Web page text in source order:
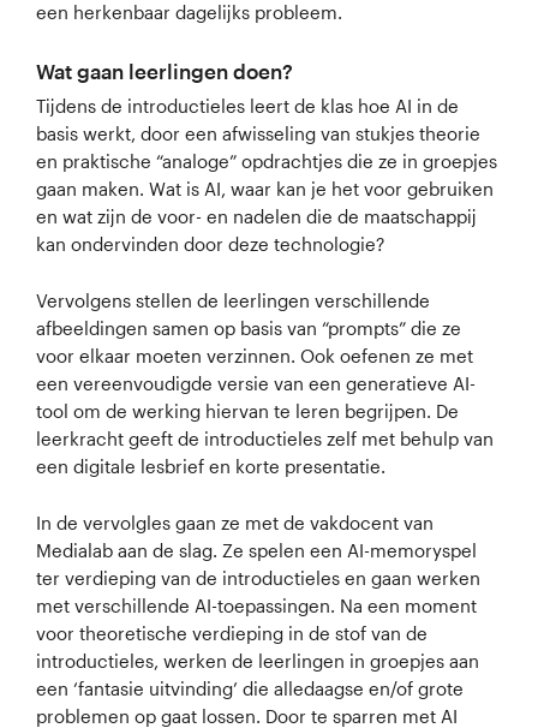
een herkenbaar dagelijks probleem.
Wat gaan leerlingen doen?
Tijdens de introductieles leert de klas hoe AI in de
basis werkt, door een afwisseling van stukjes theorie
en praktische “analoge” opdrachtjes die ze in groepjes
gaan maken. Wat is AI, waar kan je het voor gebruiken
en wat zijn de voor- en nadelen die de maatschappij
kan ondervinden door deze technologie?
Vervolgens stellen de leerlingen verschillende
afbeeldingen samen op basis van “prompts” die ze
voor elkaar moeten verzinnen. Ook oefenen ze met
een vereenvoudigde versie van een generatieve AI-
tool om de werking hiervan te leren begrijpen. De
leerkracht geeft de introductieles zelf met behulp van
een digitale lesbrief en korte presentatie.
In de vervolgles gaan ze met de vakdocent van
Medialab aan de slag. Ze spelen een AI-memoryspel
ter verdieping van de introductieles en gaan werken
met verschillende AI-toepassingen. Na een moment
voor theoretische verdieping in de stof van de
introductieles, werken de leerlingen in groepjes aan
een ‘fantasie uitvinding’ die alledaagse en/of grote
problemen op gaat lossen. Door te sparren met AI